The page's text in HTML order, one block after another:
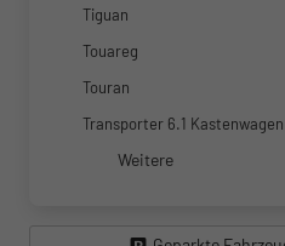
Tiguan
Touareg
Touran
Transporter 6.1 Kastenwagen
Weitere